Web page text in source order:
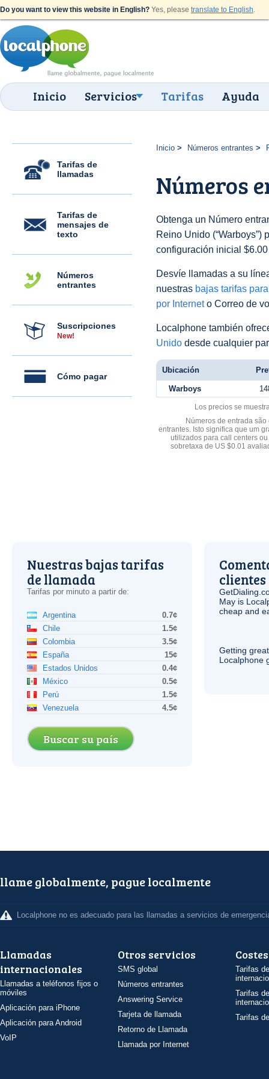
Do you want to view this website in English? Yes, please translate to English.
Inicio Servicios Tarifas Ayuda
Tarifas de
llamadas
Tarifas de
mensajes de
texto
Números
entrantes
Suscripciones
New!
Cómo pagar
Inicio Números entrantes
Números
Obtenga un Número
Reino Unido (“Warboys”)
configuración inicial
Desvíe llamadas a su
nuestras bajas tarifas
por Interneto Correo de
Localphone también
Unido desde cualquier
Ubicación
Warboys
Los precios se
Números de entrada
entrantes. Isto significa que um
utilizados para call centers
sobretaxa de US $0.01
Nuestras bajas tarifas
de llamada
Tarifas por minuto a partir de:
Argentina
0.7¢
Chile
1.5¢
Colombia
3.5¢
España
15¢
Estados Unidos
0.4¢
México
0.5¢
Perú
1.5¢
Venezuela
4.5¢
Buscar su país
clientes
May is
cheap and
Getting
Localphone
llame globalmente, pague localmente
Localphone no es adecuado para las llamadas a servicios de
Llamadas
internacionales
Llamadas a teléfonos fijos o
móviles
Aplicación para iPhone
Aplicación para Android
VoIP
Otros servicios
SMS global
Números entrantes
Answering Service
Tarjeta de llamada
Retorno de Llamada
Llamada por Internet
Costes
Tarifas
Tarifas
Tarifas